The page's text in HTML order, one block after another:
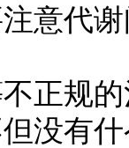
意代
规的
没有